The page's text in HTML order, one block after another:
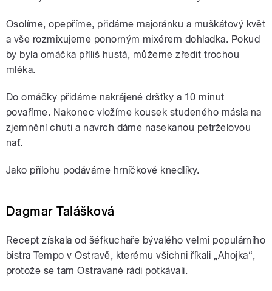
Osolíme, opepříme, přidáme majoránku a muškátový květ
a vše rozmixujeme ponorným mixérem dohladka. Pokud
by byla omáčka příliš hustá, můžeme zředit trochou
mléka.
Do omáčky přidáme nakrájené dršťky a 10 minut
povaříme. Nakonec vložíme kousek studeného másla na
zjemnění chuti a navrch dáme nasekanou petrželovou
nať.
Jako přílohu podáváme hrníčkové knedlíky.
Dagmar Talášková
Recept získala od šéfkuchaře bývalého velmi populárního
bistra Tempo v Ostravě, kterému všichni říkali „Ahojka“,
protože se tam Ostravané rádi potkávali.